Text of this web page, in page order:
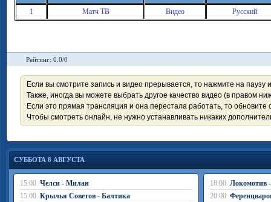
1
Матч ТВ Видео Русский
Рейтинг: 0.0/0
Если вы смотрите запись и видео прерывается, то нажмите на паузу
Также, иногда вы можете выбрать другое качество видео (в правом
Если это прямая трансляция и она перестала работать, то обновите
Чтобы смотреть онлайн, не нужно устанавливать никаких
СУББОТА 8 АВГУСТА
15:00 Челси - Милан
15:00 Крылья Советов - Балтика
18:00 Локомотив
20:00